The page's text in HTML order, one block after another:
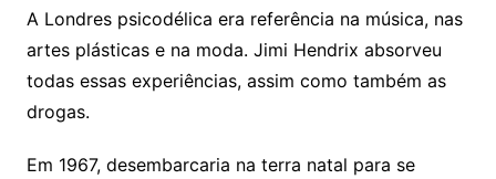
A Londres psicodélica era referência na música, nas
artes plásticas e na moda. Jimi Hendrix absorveu
todas essas experiências, assim como também as
drogas.
Em 1967, desembarcaria na terra natal para se